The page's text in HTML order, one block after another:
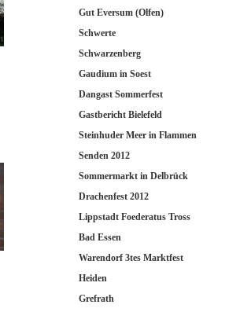
Gut Eversum (Olfen)
Schwerte
Schwarzenberg
Gaudium in Soest
Dangast Sommerfest
Gastbericht Bielefeld
Steinhuder Meer in Flammen
Senden 2012
Sommermarkt in Delbrück
Drachenfest 2012
Lippstadt Foederatus Tross
Bad Essen
Warendorf 3tes Marktfest
Heiden
Grefrath